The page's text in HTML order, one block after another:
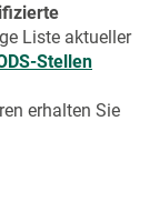
Liste aktueller
Stellen
erhalten Sie